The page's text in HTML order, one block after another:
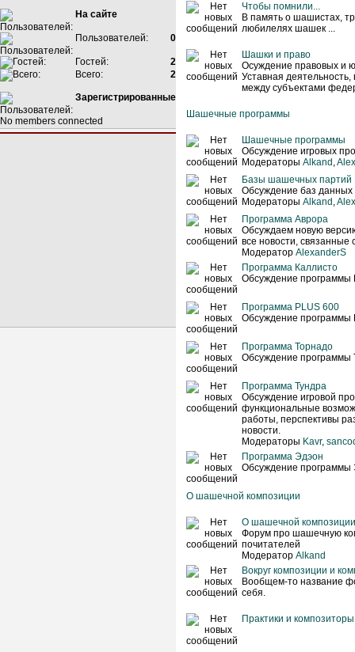
На сайте
Пользователей: 0
Гостей:
2
Всего:
2
Зарегистрированные
No members connected
Чтобы помнили...
В память о шашистах,
любилелях шашек ...
Шашки и право
Осуждение правовых и
Уставная
между субъектами
Шашечные программы
Шашечные программы
Обсуждение игровых
Модераторы Alkand ,
Базы шашечных партий
Обсуждение баз
Модераторы Alkand ,
Программа Аврора
Обсуждаем новую
все новости, связанные
Модератор AlexanderS
Программа Каллисто
Обсуждение программы
Программа PLUS 600
Обсуждение программы
Программа Торнадо
Обсуждение программы
Программа Тундра
Обсуждение игровой
функциональные
работы, перспективы
новости.
Модераторы Kavr,
Программа Эдэон
Обсуждение программы
О шашечной композиции
О шашечной композиции
Форум про шашечную
почитателей
Модератор Alkand
Вокруг композиции и
Вообщем-то название
себя.
Практики и композиторы